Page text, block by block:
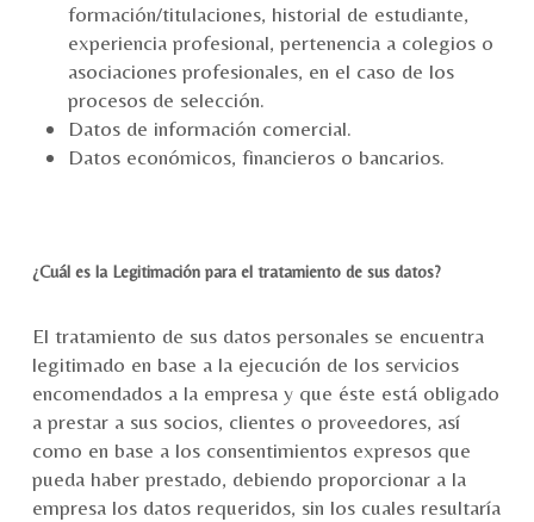
formación/titulaciones, historial de estudiante,
experiencia profesional, pertenencia a colegios o
asociaciones profesionales, en el caso de los
procesos de selección.
Datos de información comercial.
Datos económicos, financieros o bancarios.
¿Cuál es la Legitimación para el tratamiento de sus datos?
El tratamiento de sus datos personales se encuentra
legitimado en base a la ejecución de los servicios
encomendados a la empresa y que éste está obligado
a prestar a sus socios, clientes o proveedores, así
como en base a los consentimientos expresos que
pueda haber prestado, debiendo proporcionar a la
empresa los datos requeridos, sin los cuales resultaría